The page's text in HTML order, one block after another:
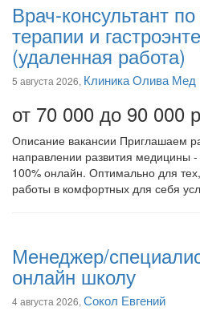
Врач-консультант
терапии и
(удаленная работа)
5 августа 2026, Клиника Олива Мед
от 70 000 до 90 000
Описание вакансии Приглашаем
направлении развития медицины
100% онлайн. Оптимально для
работы в комфортных для себя
Менеджер/
онлайн школу
4 августа 2026, Сокол Евгений